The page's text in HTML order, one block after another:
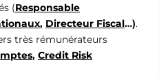
(Responsable
, Directeur Fiscal…).
très rémunérateurs
, Credit Risk